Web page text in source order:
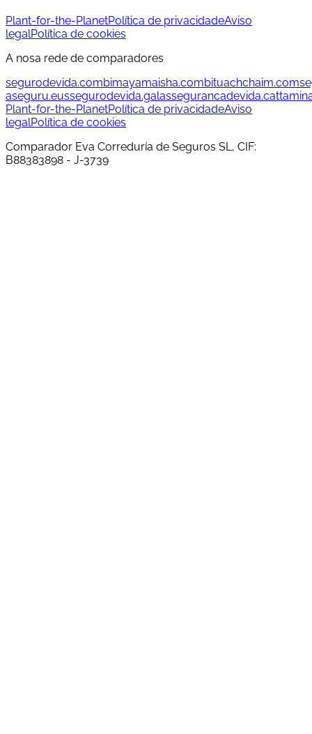
Plant-for-the-PlanetPolítica de privacidadeAviso
legalPolítica de cookies
A nosa rede de comparadores
segurodevida.combimayamaisha.combituachchaim.com
aseguru.eussegurodevida.galassegurancadevida.cat
Plant-for-the-PlanetPolítica de privacidadeAviso
legalPolítica de cookies
Comparador Eva Correduría de Seguros SL, CIF:
B88383898 - J-3739